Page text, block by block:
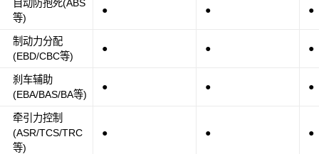
自动防抱死(ABS
等)
制动力分配
(EBD/CBC等)
刹车辅助
(EBA/BAS/BA等)
牵引力控制
(ASR/TCS/TRC
等)
● ● ●
● ● ●
● ● ●
● ● ●